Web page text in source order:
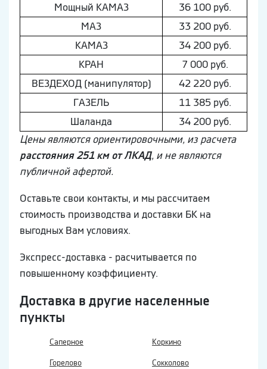
Мощный КAМAЗ
36 100 руб.
МAЗ
33 200 руб.
КAМAЗ
34 200 руб.
КРАН
7 000 руб.
ВEЗДEХОД (манипулятор)
42 220 руб.
ГAЗEЛЬ
11 385 руб.
Шaлaнда
34 200 руб.
Цены являются ориентировочными, из расчета
расстояния 251 км от ЛКАД, и не являются
публичной афертой.
Оставьте свои контакты, и мы рассчитаем
стоимость производства и доставки БК на
выгодных Вам условиях.
Экспресс-доставка - расчитывается по
повышенному коэффициенту.
Доставка в другие населенные
пункты
Саперное Коркино
Горелово Сокколово